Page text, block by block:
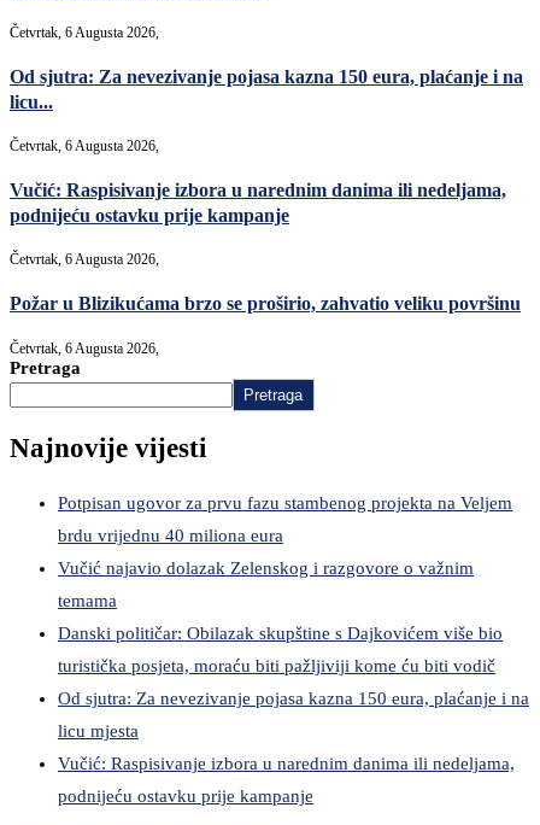
Četvrtak, 6 Augusta 2026,
Od sjutra: Za nevezivanje pojasa kazna 150 eura, plaćanje i na
licu...
Četvrtak, 6 Augusta 2026,
Vučić: Raspisivanje izbora u narednim danima ili nedeljama,
podnijeću ostavku prije kampanje
Četvrtak, 6 Augusta 2026,
Požar u Blizikućama brzo se proširio, zahvatio veliku površinu
Četvrtak, 6 Augusta 2026,
Pretraga
Pretraga
Najnovije vijesti
Potpisan ugovor za prvu fazu stambenog projekta na Veljem
brdu vrijednu 40 miliona eura
Vučić najavio dolazak Zelenskog i razgovore o važnim
temama
Danski političar: Obilazak skupštine s Dajkovićem više bio
turistička posjeta, moraću biti pažljiviji kome ću biti vodič
Od sjutra: Za nevezivanje pojasa kazna 150 eura, plaćanje i na
licu mjesta
Vučić: Raspisivanje izbora u narednim danima ili nedeljama,
podnijeću ostavku prije kampanje